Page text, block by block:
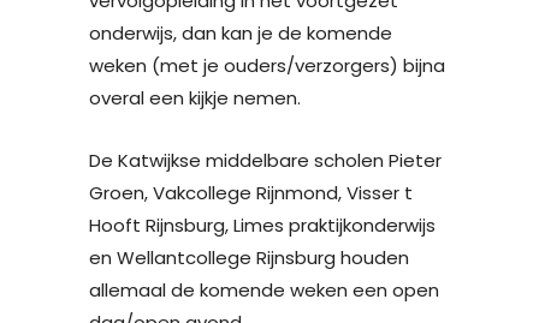
onderwijs, dan kan je de komende
weken (met je ouders/verzorgers) bijna
overal een kijkje nemen.
De Katwijkse middelbare scholen Pieter
Groen, Vakcollege Rijnmond, Visser t
Hooft Rijnsburg, Limes praktijkonderwijs
en Wellantcollege Rijnsburg houden
allemaal de komende weken een open